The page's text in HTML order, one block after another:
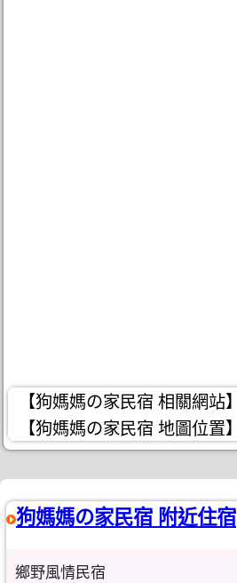
【狗媽媽の家民宿 相關網站】
【狗媽媽の家民宿 地圖位置】
狗媽媽の家民宿 附近住宿
鄉野風情民宿